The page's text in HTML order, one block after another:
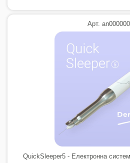
Арт.
QuickSleeper5 - Електронна